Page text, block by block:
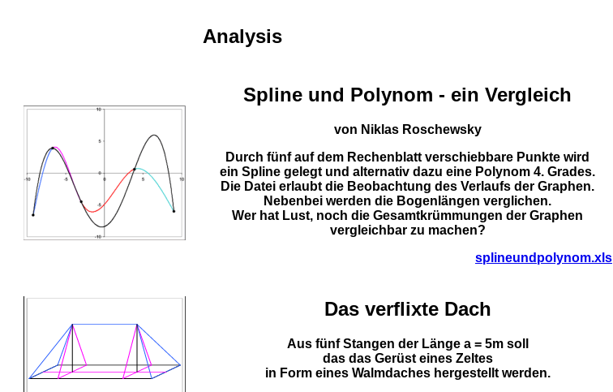
Analysis
Spline und Polynom - ein Vergleich
von Niklas Roschewsky
Durch fünf auf dem Rechenblatt verschiebbare Punkte wird
ein Spline gelegt und alternativ dazu eine Polynom 4. Grades.
Die Datei erlaubt die Beobachtung des Verlaufs der Graphen.
Nebenbei werden die Bogenlängen verglichen.
Wer hat Lust, noch die Gesamtkrümmungen der Graphen
vergleichbar zu machen?
splineundpolynom.xls
Das verflixte Dach
Aus fünf Stangen der Länge a = 5m soll
das das Gerüst eines Zeltes
in Form eines Walmdaches hergestellt werden.